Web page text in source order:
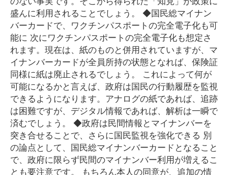
盛んに利用されることでしょう。 ◆国民総マイナン
バーカードで、ワクチンパスポートの完全電子化も可
能に 次にワクチンパスポートの完全電子化も想定さ
れます。現在は、紙のものと併用されていますが、マ
イナンバーカードが全員所持の状態となれば、保険証
同様に紙は廃止されるでしょう。 これによって何が
可能になるかと言えば、政府は国民の行動履歴を監視
できるようになります。アナログの紙であれば、追跡
は困難ですが、デジタル情報であれば、解析は一瞬で
済むでしょう。 ◆政府は民間情報とマイナンバーを
突き合せることで、さらに国民監視を強化できる 別
の論点として、国民総マイナンバーカードとなること
で、政府に限らず民間のマイナンバー利用が増えるこ
とも要注意です。 もちろん本人の同意が、追加の情